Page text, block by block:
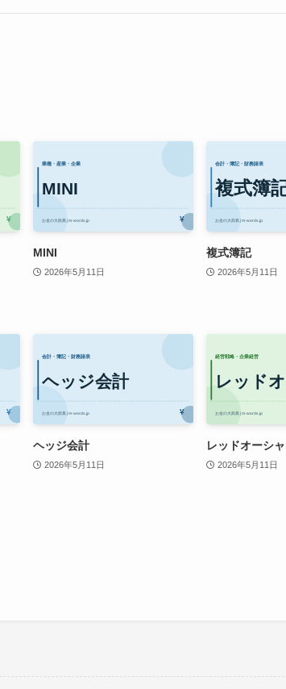
MINI
2026年5月11日
複式簿記
2026年5月11日
ヘッジ会計
2026年5月11日
レッドオーシ
2026年5月11日